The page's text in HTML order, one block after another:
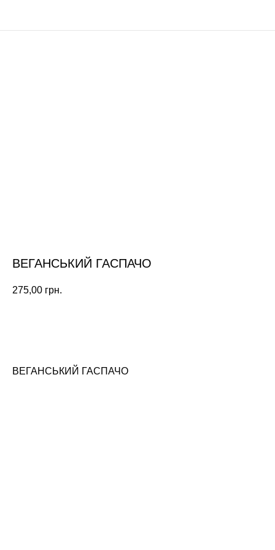
ВЕГАНСЬКИЙ ГАСПАЧО
275,00 грн.
ВЕГАНСЬКИЙ ГАСПАЧО